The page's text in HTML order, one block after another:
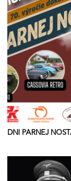
DNI PARNEJ